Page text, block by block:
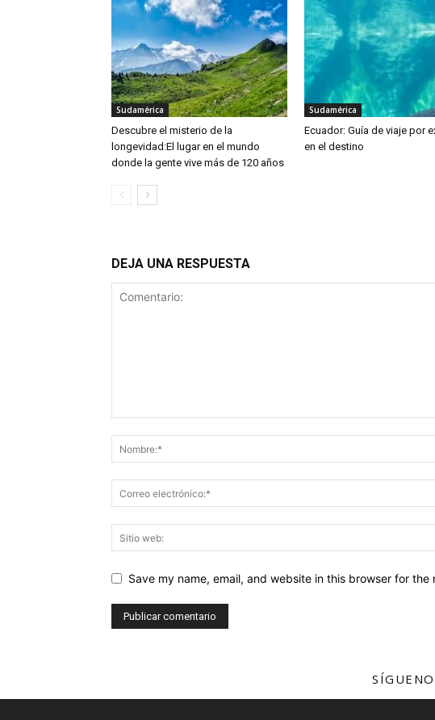
Sudamérica
Descubre el misterio de la
longevidad:El lugar en el mundo
donde la gente vive más de 120 años
Sudamérica
Ecuador: Guía de viaje por
en el destino
DEJA UNA RESPUESTA
Save my name, email, and website in this browser for the